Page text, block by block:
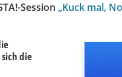
Session „Kuck mal,
die